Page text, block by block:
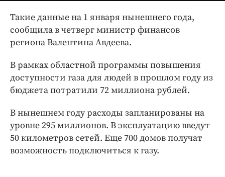
Блоги
Издания
Медиаперсона
Интересное чтиво
Клиника года
Работодатель года
Такие данные на 1 января нынешнего года,
сообщила в четверг министр финансов
региона Валентина Авдеева.
В рамках областной программы повышения
доступности газа для людей в прошлом году из
бюджета потратили 72 миллиона рублей.
В нынешнем году расходы запланированы на
уровне 295 миллионов. В эксплуатацию введут
50 километров сетей. Еще 700 домов получат
возможность подключиться к газу.